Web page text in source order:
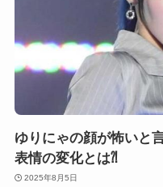
ゆりにゃの顔が怖いと
表情の変化とは⁈
2025年8月5日